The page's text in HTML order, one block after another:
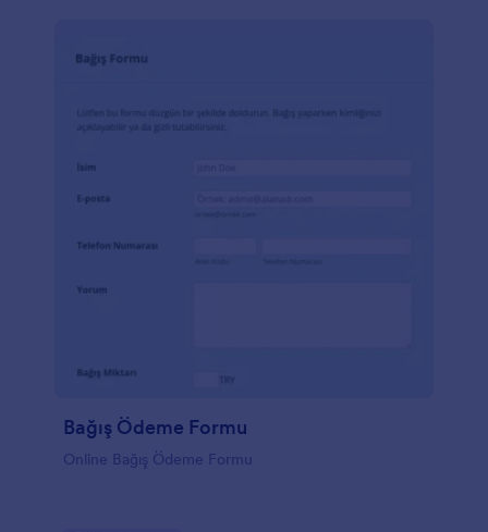
Bağış Ödeme Formu
Online Bağış Ödeme Formu